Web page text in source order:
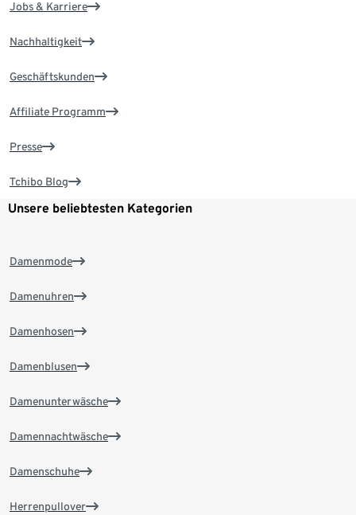
Jobs & Karriere
Nachhaltigkeit
Geschäftskunden
Affiliate Programm
Presse
Tchibo Blog
Unsere beliebtesten Kategorien
Damenmode
Damenuhren
Damenhosen
Damenblusen
Damenunterwäsche
Damennachtwäsche
Damenschuhe
Herrenpullover